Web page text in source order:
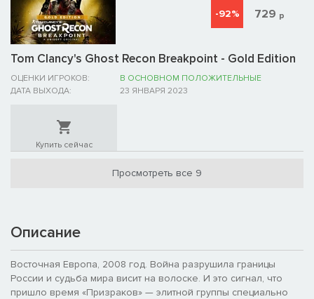
Tom Clancy's Ghost Recon Breakpoint - Gold Edition
ОЦЕНКИ ИГРОКОВ:
В ОСНОВНОМ ПОЛОЖИТЕЛЬНЫЕ
ДАТА ВЫХОДА:
23 ЯНВАРЯ 2023
-92% 729 р
Купить сейчас
Просмотреть все 9
Описание
Восточная Европа, 2008 год. Война разрушила границы
России и судьба мира висит на волоске. И это сигнал, что
пришло время «Призраков» — элитной группы специально